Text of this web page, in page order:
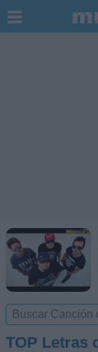
TOP Letras